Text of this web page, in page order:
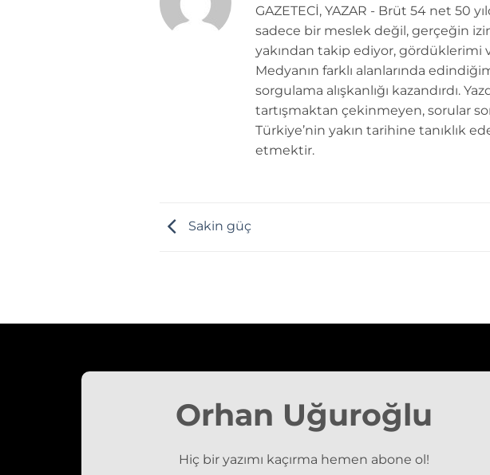
GAZETECİ, YAZAR - Brüt 54 net 50
sadece bir meslek değil, gerçeğin
yakından takip ediyor, gördüklerimi
Medyanın farklı alanlarında
sorgulama alışkanlığı kazandırdı.
tartışmaktan çekinmeyen, sorular
Türkiye’nin yakın tarihine tanıklık
etmektir.
Sakin güç
Orhan Uğuroğlu
Hiç bir yazımı kaçırma hemen abone ol!